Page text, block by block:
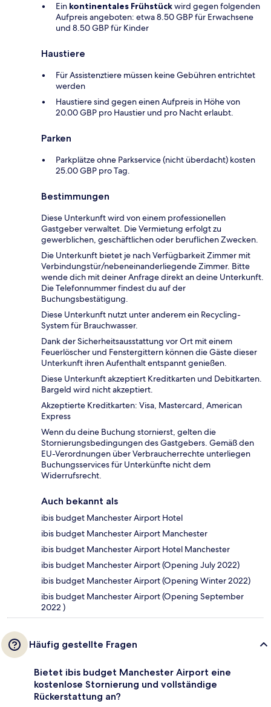
Ein kontinentales Frühstückwird gegen folgenden
Aufpreis angeboten: etwa 8.50 GBP für Erwachsene
und 8.50 GBP für Kinder
Haustiere
Für Assistenztiere müssen keine Gebühren entrichtet
werden
Haustiere sind gegen einen Aufpreis in Höhe von
20.00 GBP pro Haustier und pro Nacht erlaubt.
Parken
Parkplätze ohne Parkservice (nicht überdacht) kosten
25.00 GBP pro Tag.
Bestimmungen
Diese Unterkunft wird von einem professionellen
Gastgeber verwaltet. Die Vermietung erfolgt zu
gewerblichen, geschäftlichen oder beruflichen Zwecken.
Die Unterkunft bietet je nach Verfügbarkeit Zimmer mit
Verbindungstür/nebeneinanderliegende Zimmer. Bitte
wende dich mit deiner Anfrage direkt an deine Unterkunft.
Die Telefonnummer findest du auf der
Buchungsbestätigung.
Diese Unterkunft nutzt unter anderem ein Recycling-
System für Brauchwasser.
Dank der Sicherheitsausstattung vor Ort mit einem
Feuerlöscher und Fenstergittern können die Gäste dieser
Unterkunft ihren Aufenthalt entspannt genießen.
Diese Unterkunft akzeptiert Kreditkarten und Debitkarten.
Bargeld wird nicht akzeptiert.
Akzeptierte Kreditkarten: Visa, Mastercard, American
Express
Wenn du deine Buchung stornierst, gelten die
Stornierungsbedingungen des Gastgebers. Gemäß den
EU-Verordnungen über Verbraucherrechte unterliegen
Buchungsservices für Unterkünfte nicht dem
Widerrufsrecht.
Auch bekannt als
ibis budget Manchester Airport Hotel
ibis budget Manchester Airport Manchester
ibis budget Manchester Airport Hotel Manchester
ibis budget Manchester Airport (Opening July 2022)
ibis budget Manchester Airport (Opening Winter 2022)
ibis budget Manchester Airport (Opening September
2022 )
Häufig gestellte Fragen
Bietet ibis budget Manchester Airport eine
kostenlose Stornierung und vollständige
Rückerstattung an?